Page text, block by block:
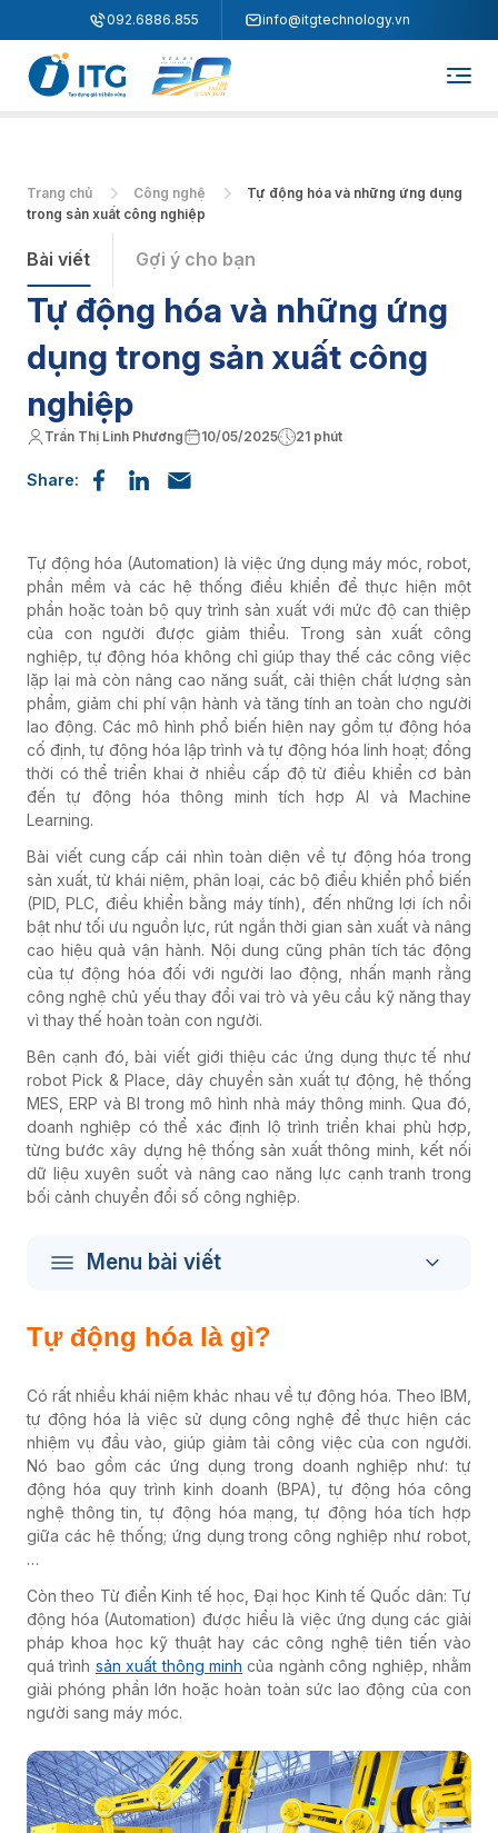
092.6886.855 info@itgtechnology.vn
Trang chủ Công nghệ
Tự động hóa và những ứng dụng
trong sản xuất công nghiệp
Bài viết Gợi ý cho bạn
Tự động hóa và những ứng
dụng trong sản xuất công
nghiệp
Trần Thị Linh Phương 10/05/2025 21 phút
Share:
Tự động hóa (Automation) là việc ứng dụng máy móc, robot,
phần mềm và các hệ thống điều khiển để thực hiện một
phần hoặc toàn bộ quy trình sản xuất với mức độ can thiệp
của con người được giảm thiểu. Trong sản xuất công
nghiệp, tự động hóa không chỉ giúp thay thế các công việc
lặp lại mà còn nâng cao năng suất, cải thiện chất lượng sản
phẩm, giảm chi phí vận hành và tăng tính an toàn cho người
lao động. Các mô hình phổ biến hiện nay gồm tự động hóa
cố định, tự động hóa lập trình và tự động hóa linh hoạt; đồng
thời có thể triển khai ở nhiều cấp độ từ điều khiển cơ bản
đến tự động hóa thông minh tích hợp AI và Machine
Learning.
Bài viết cung cấp cái nhìn toàn diện về tự động hóa trong
sản xuất, từ khái niệm, phân loại, các bộ điều khiển phổ biến
(PID, PLC, điều khiển bằng máy tính), đến những lợi ích nổi
bật như tối ưu nguồn lực, rút ngắn thời gian sản xuất và nâng
cao hiệu quả vận hành. Nội dung cũng phân tích tác động
của tự động hóa đối với người lao động, nhấn mạnh rằng
công nghệ chủ yếu thay đổi vai trò và yêu cầu kỹ năng thay
vì thay thế hoàn toàn con người.
Bên cạnh đó, bài viết giới thiệu các ứng dụng thực tế như
robot Pick & Place, dây chuyền sản xuất tự động, hệ thống
MES, ERP và BI trong mô hình nhà máy thông minh. Qua đó,
doanh nghiệp có thể xác định lộ trình triển khai phù hợp,
từng bước xây dựng hệ thống sản xuất thông minh, kết nối
dữ liệu xuyên suốt và nâng cao năng lực cạnh tranh trong
bối cảnh chuyển đổi số công nghiệp.
Menu bài viết
Tự động hóa là gì?
Có rất nhiều khái niệm khác nhau về tự động hóa. Theo IBM,
tự động hóa là việc sử dụng công nghệ để thực hiện các
nhiệm vụ đầu vào, giúp giảm tải công việc của con người.
Nó bao gồm các ứng dụng trong doanh nghiệp như: tự
động hóa quy trình kinh doanh (BPA), tự động hóa công
nghệ thông tin, tự động hóa mạng, tự động hóa tích hợp
giữa các hệ thống; ứng dụng trong công nghiệp như robot,
…
Còn theo Từ điển Kinh tế học, Đại học Kinh tế Quốc dân: Tự
động hóa (Automation) được hiểu là việc ứng dụng các giải
pháp khoa học kỹ thuật hay các công nghệ tiên tiến vào
quá trình sản xuất thông minh của ngành công nghiệp, nhằm
giải phóng phần lớn hoặc hoàn toàn sức lao động của con
người sang máy móc.